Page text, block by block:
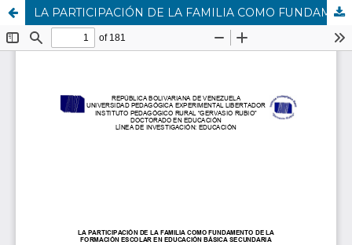
LA PARTICIPACIÓN DE LA FAMILIA COMO FUNDAMENTO DE LA FORMACIÓN ESCOLAR EN EDUCACIÓN BÁSICA SECUNDARIA